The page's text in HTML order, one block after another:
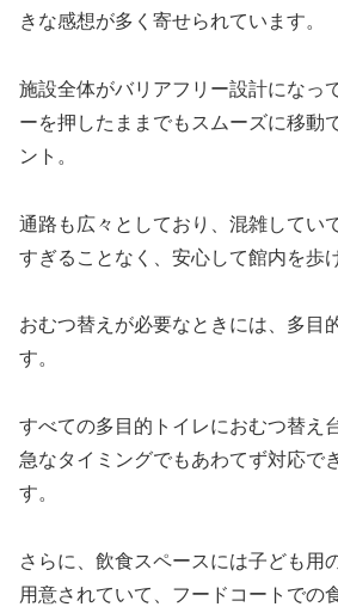
きな感想が多く寄せられています。
施設全体がバリアフリー設計になっ
ーを押したままでもスムーズに移動
ント。
通路も広々としており、混雑してい
すぎることなく、安心して館内を歩
おむつ替えが必要なときには、多目
す。
すべての多目的トイレにおむつ替え
急なタイミングでもあわてず対応で
す。
さらに、飲食スペースには子ども用
用意されていて、フードコートでの